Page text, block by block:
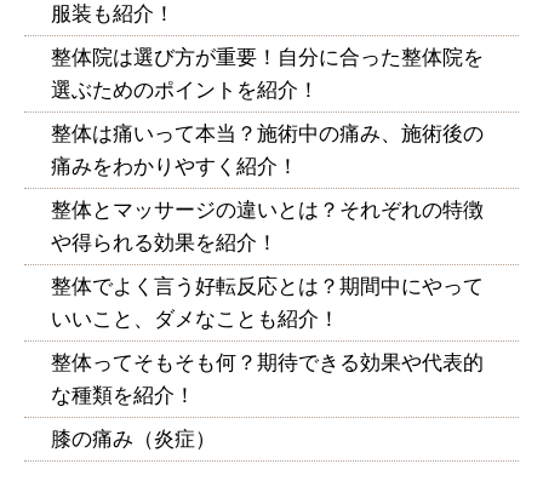
服装も紹介！
整体院は選び方が重要！自分に合った整体院を
選ぶためのポイントを紹介！
整体は痛いって本当？施術中の痛み、施術後の
痛みをわかりやすく紹介！
整体とマッサージの違いとは？それぞれの特徴
や得られる効果を紹介！
整体でよく言う好転反応とは？期間中にやって
いいこと、ダメなことも紹介！
整体ってそもそも何？期待できる効果や代表的
な種類を紹介！
膝の痛み（炎症）